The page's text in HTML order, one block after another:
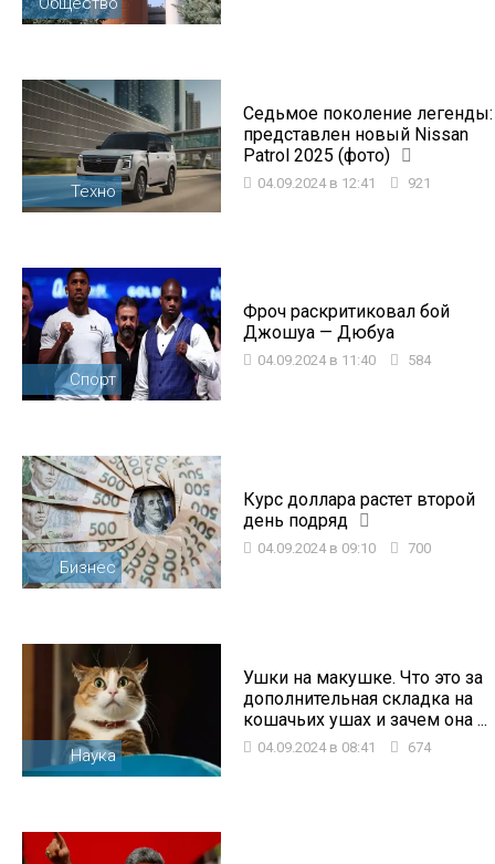
Техно
Седьмое поколение легенды:
представлен новый Nissan
Patrol 2025 (фото)
04.09.2024 в 12:41 921
Спорт
Фроч раскритиковал бой
Джошуа — Дюбуа
04.09.2024 в 11:40 584
Бизнес
Курс доллара растет второй
день подряд
04.09.2024 в 09:10 700
Наука
Ушки на макушке. Что это за
дополнительная складка на
кошачьих ушах и зачем она ...
04.09.2024 в 08:41 674